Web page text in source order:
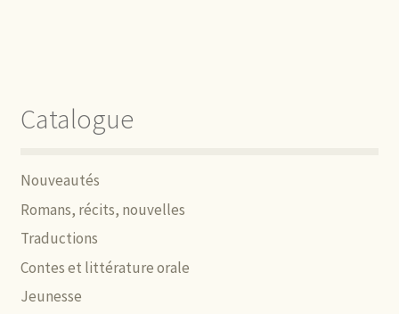
Catalogue
Nouveautés
Romans, récits, nouvelles
Traductions
Contes et littérature orale
Jeunesse